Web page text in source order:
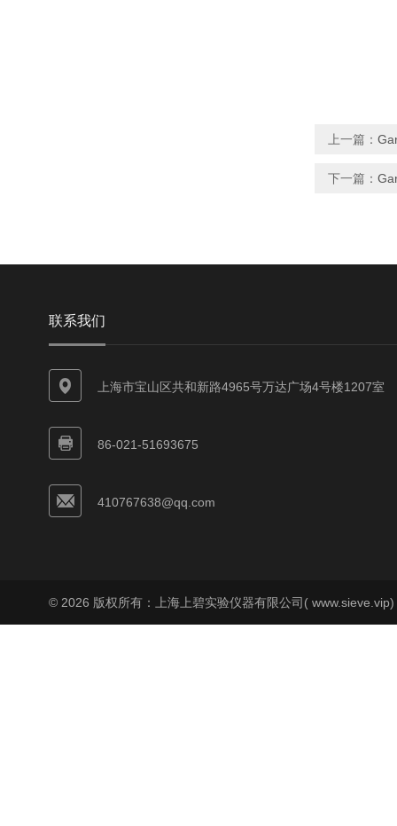
上一篇：
下一篇：
联系我们
上海市宝山区共和新路4965号万达广场4号楼1207室
86-021-51693675
410767638@qq.com
© 2026 版权所有：上海上碧实验仪器有限公司(